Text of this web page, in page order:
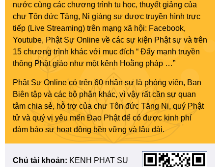
nước cùng các chương trình tu học, thuyết giảng của
chư Tôn đức Tăng, Ni giảng sư được truyền hình trực
tiếp (Live Streaming) trên mạng xã hội: Facebook,
Youtube, Phật Sự Online về các sự kiện Phật sự và trên
15 chương trình khác với mục đích “ Đẩy mạnh truyền
thông Phật giáo như một kênh Hoằng pháp …”
Phật Sự Online có trên 60 nhân sự là phóng viên, Ban
Biên tập và các bộ phận khác, vì vậy rất cần sự quan
tâm chia sẻ, hỗ trợ của chư Tôn đức Tăng Ni, quý Phật
tử và quý vị yêu mến Đạo Phật để có được kinh phí
đảm bảo sự hoạt động bền vững và lâu dài.
Chủ tài khoản: KENH PHAT SU